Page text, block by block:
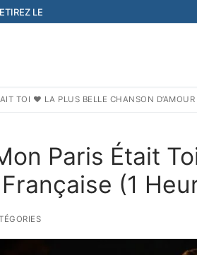
LE
TOI ❤️ LA PLUS BELLE CHANSON
Paris Était
(1